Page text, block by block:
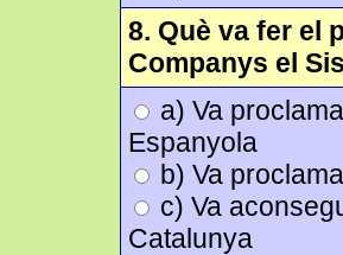
8. Què va fer el
Companys el
a) Va
Espanyola
b) Va
c) Va
Catalunya